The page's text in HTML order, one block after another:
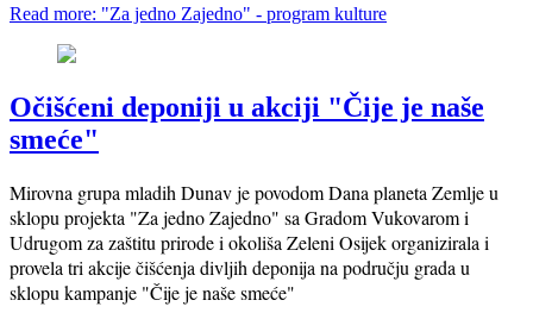
Read more: "Za jedno Zajedno" - program kulture
Očišćeni deponiji u akciji "Čije je naše
smeće"
Mirovna grupa mladih Dunav je povodom Dana planeta Zemlje u
sklopu projekta "Za jedno Zajedno" sa Gradom Vukovarom i
Udrugom za zaštitu prirode i okoliša Zeleni Osijek organizirala i
provela tri akcije čišćenja divljih deponija na području grada u
sklopu kampanje "Čije je naše smeće"